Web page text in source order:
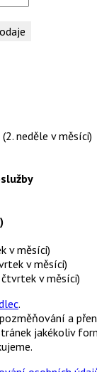
(2. neděle v měsíci)
v měsíci)
v měsíci)
v měsíci)
.
a
jakékoliv